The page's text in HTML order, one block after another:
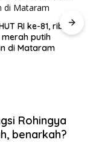
RI ke-81, ribuan
putih
di Mataram
Rohingya
benarkah?